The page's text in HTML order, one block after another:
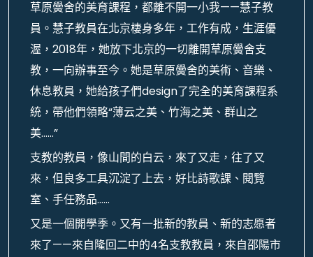
草原黌舍的美育課程，都離不開一小我——慧子教
員。慧子教員在北京棲身多年，工作有成，生涯優
渥，2018年，她放下北京的一切離開草原黌舍支
教，一向辦事至今。她是草原黌舍的美術、音樂、
休息教員，她給孩子們design了完全的美育課程系
統，帶他們領略“薄云之美、竹海之美、群山之
美……”
支教的教員，像山間的白云，來了又走，往了又
來，但良多工具沉淀了上去，好比詩歌課、閱覽
室、手任務品……
又是一個開學季。又有一批新的教員、新的志愿者
來了——來自隆回二中的4名支教教員，來自邵陽市